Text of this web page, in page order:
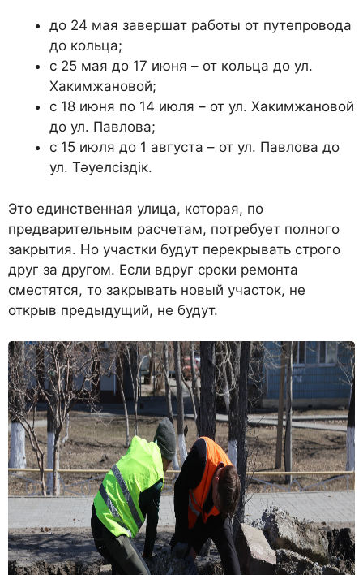
до 24 мая завершат работы от путепровода
до кольца;
с 25 мая до 17 июня – от кольца до ул.
Хакимжановой;
с 18 июня по 14 июля – от ул. Хакимжановой
до ул. Павлова;
с 15 июля до 1 августа – от ул. Павлова до
ул. Тәуелсіздік.
Это единственная улица, которая, по
предварительным расчетам, потребует полного
закрытия. Но участки будут перекрывать строго
друг за другом. Если вдруг сроки ремонта
сместятся, то закрывать новый участок, не
открыв предыдущий, не будут.